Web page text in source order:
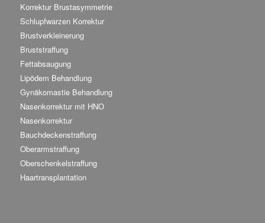
Korrektur Brustasymmetrie
Schlupfwarzen Korrektur
Brustverkleinerung
Bruststraffung
Fettabsaugung
Lipödem Behandlung
Gynäkomastie Behandlung
Nasenkorrektur mit HNO
Nasenkorrektur
Bauchdeckenstraffung
Oberarmstraffung
Oberschenkelstraffung
Haartransplantation